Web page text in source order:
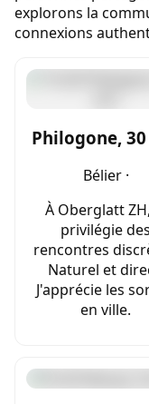
explorons la
connexions
Philogone,
Bélier ·
À Oberglatt
privilégie des
rencontres
Naturel et
J'apprécie les
en ville.